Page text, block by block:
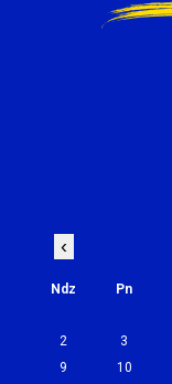
‹
Ndz Pn
2
3
9
10